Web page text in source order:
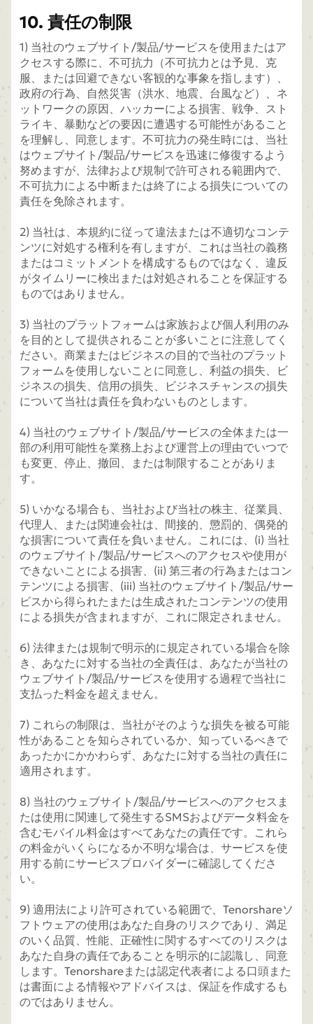
10. 責任の制限
1) 当社のウェブサイト/製品/サービスを使用またはア
クセスする際に、不可抗力（不可抗力とは予見、克
服、または回避できない客観的な事象を指します）、
政府の行為、自然災害（洪水、地震、台風など）、ネ
ットワークの原因、ハッカーによる損害、戦争、スト
ライキ、暴動などの要因に遭遇する可能性があること
を理解し、同意します。不可抗力の発生時には、当社
はウェブサイト/製品/サービスを迅速に修復するよう
努めますが、法律および規制で許可される範囲内で、
不可抗力による中断または終了による損失についての
責任を免除されます。
2) 当社は、本規約に従って違法または不適切なコンテ
ンツに対処する権利を有しますが、これは当社の義務
またはコミットメントを構成するものではなく、違反
がタイムリーに検出または対処されることを保証する
ものではありません。
3) 当社のプラットフォームは家族および個人利用のみ
を目的として提供されることが多いことに注意してく
ださい。商業またはビジネスの目的で当社のプラット
フォームを使用しないことに同意し、利益の損失、ビ
ジネスの損失、信用の損失、ビジネスチャンスの損失
について当社は責任を負わないものとします。
4) 当社のウェブサイト/製品/サービスの全体または一
部の利用可能性を業務上および運営上の理由でいつで
も変更、停止、撤回、または制限することがありま
す。
5) いかなる場合も、当社および当社の株主、従業員、
代理人、または関連会社は、間接的、懲罰的、偶発的
な損害について責任を負いません。これには、(i) 当社
のウェブサイト/製品/サービスへのアクセスや使用が
できないことによる損害、(ii) 第三者の行為またはコン
テンツによる損害、(iii) 当社のウェブサイト/製品/サー
ビスから得られたまたは生成されたコンテンツの使用
による損失が含まれますが、これに限定されません。
6) 法律または規制で明示的に規定されている場合を除
き、あなたに対する当社の全責任は、あなたが当社の
ウェブサイト/製品/サービスを使用する過程で当社に
支払った料金を超えません。
7) これらの制限は、当社がそのような損失を被る可能
性があることを知らされているか、知っているべきで
あったかにかかわらず、あなたに対する当社の責任に
適用されます。
8) 当社のウェブサイト/製品/サービスへのアクセスま
たは使用に関連して発生するSMSおよびデータ料金を
含むモバイル料金はすべてあなたの責任です。これら
の料金がいくらになるか不明な場合は、サービスを使
用する前にサービスプロバイダーに確認してくださ
い。
9) 適用法により許可されている範囲で、Tenorshareソ
フトウェアの使用はあなた自身のリスクであり、満足
のいく品質、性能、正確性に関するすべてのリスクは
あなた自身の責任であることを明示的に認識し、同意
します。Tenorshareまたは認定代表者による口頭また
は書面による情報やアドバイスは、保証を作成するも
のではありません。